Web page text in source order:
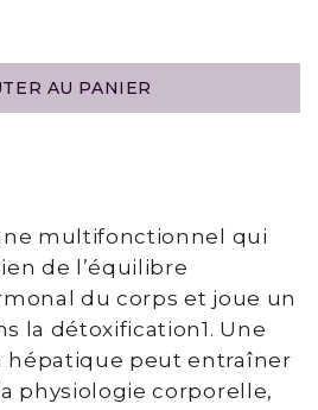
AU PANIER
multifonctionnel qui
de l’équilibre
du corps et joue un
la détoxification1. Une
hépatique peut entraîner
physiologie corporelle,